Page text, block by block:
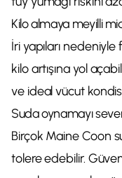
Kilo almaya meyilli
İri yapıları
kilo artışına yol
ve ideal vücut
Suda oynamayı
Birçok Maine Coon
tolere edebilir.